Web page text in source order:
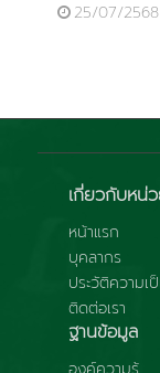
25/07/
เกี่ยวกับหน่
หน้าแรก
บุคลากร
ประวัติความเ
ติดต่อเรา
ฐานข้อมูล